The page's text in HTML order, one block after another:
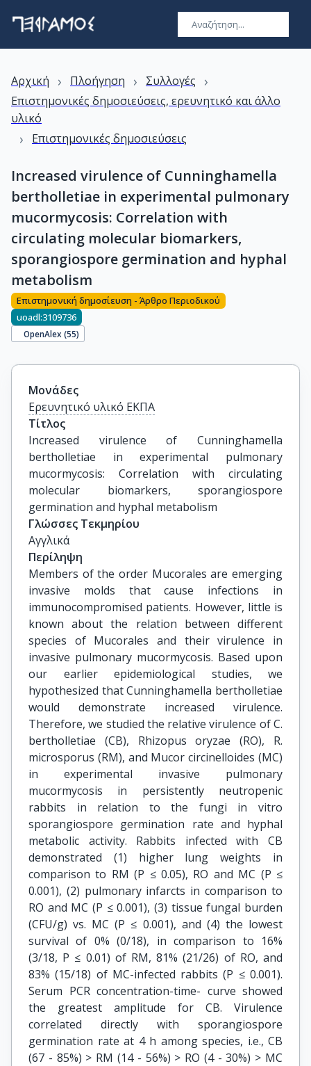
Αρχική › Πλοήγηση › Συλλογές ›
Επιστημονικές δημοσιεύσεις, ερευνητικό και άλλο
υλικό
› Επιστημονικές δημοσιεύσεις
Increased virulence of Cunninghamella
bertholletiae in experimental pulmonary
mucormycosis: Correlation with
circulating molecular biomarkers,
sporangiospore germination and hyphal
metabolism
Επιστημονική δημοσίευση - Άρθρο Περιοδικού
uoadl:3109736
OpenAlex (55)
Μονάδες
Ερευνητικό υλικό ΕΚΠΑ
Τίτλος
Increased virulence of Cunninghamella
bertholletiae in experimental pulmonary
mucormycosis: Correlation with circulating
molecular biomarkers, sporangiospore
germination and hyphal metabolism
Γλώσσες Τεκμηρίου
Αγγλικά
Περίληψη
Members of the order Mucorales are emerging
invasive molds that cause infections in
immunocompromised patients. However, little is
known about the relation between different
species of Mucorales and their virulence in
invasive pulmonary mucormycosis. Based upon
our earlier epidemiological studies, we
hypothesized that Cunninghamella bertholletiae
would demonstrate increased virulence.
Therefore, we studied the relative virulence of C.
bertholletiae (CB), Rhizopus oryzae (RO), R.
microsporus (RM), and Mucor circinelloides (MC)
in experimental invasive pulmonary
mucormycosis in persistently neutropenic
rabbits in relation to the fungi in vitro
sporangiospore germination rate and hyphal
metabolic activity. Rabbits infected with CB
demonstrated (1) higher lung weights in
comparison to RM (P ≤ 0.05), RO and MC (P ≤
0.001), (2) pulmonary infarcts in comparison to
RO and MC (P ≤ 0.001), (3) tissue fungal burden
(CFU/g) vs. MC (P ≤ 0.001), and (4) the lowest
survival of 0% (0/18), in comparison to 16%
(3/18, P ≤ 0.01) of RM, 81% (21/26) of RO, and
83% (15/18) of MC-infected rabbits (P ≤ 0.001).
Serum PCR concentration-time- curve showed
the greatest amplitude for CB. Virulence
correlated directly with sporangiospore
germination rate at 4 h among species, i.e., CB
(67 - 85%) > RM (14 - 56%) > RO (4 - 30%) > MC